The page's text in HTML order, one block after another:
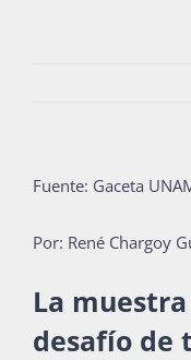
Fuente: Gaceta
Por: René Chargoy
La
desafío de